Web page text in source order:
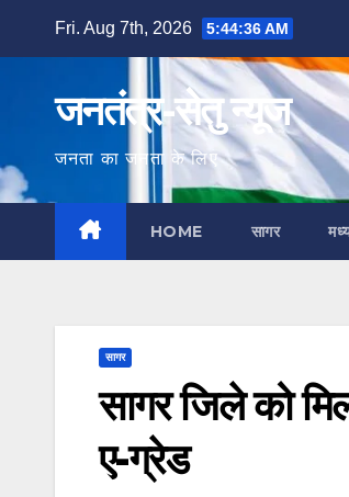
Fri. Aug 7th, 2026 5:44:37 AM
जनतंत्र-सेतु न्यूज
जनता का जनता के लिए
HOME सागर
सागर
सागर जिले को
ए-ग्रेड